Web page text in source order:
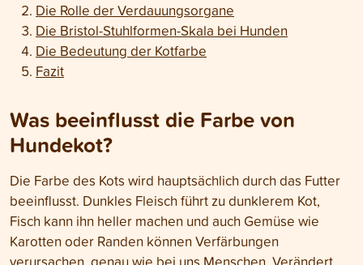
Die Rolle der Verdauungsorgane
Die Bristol-Stuhlformen-Skala bei Hunden
Die Bedeutung der Kotfarbe
Fazit
Was beeinflusst die Farbe von
Hundekot?
Die Farbe des Kots wird hauptsächlich durch das Futter
beeinflusst. Dunkles Fleisch führt zu dunklerem Kot,
Fisch kann ihn heller machen und auch Gemüse wie
Karotten oder Randen können Verfärbungen